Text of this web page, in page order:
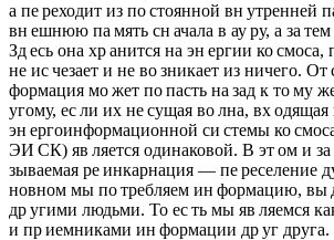
а пе реходит из по стоянной вн утренней
вн ешнюю па мять сн ачала в ау ру, а за
Зд есь она хр анится на эн ергии ко смоса,
не ис чезает и не во зникает из ничего. От
формация мо жет по пасть на зад к то му
угому, ес ли их не сущая во лна, вх
эн ергоинформационной си стемы ко
ЭИ СК) яв ляется одинаковой. В эт ом и за
зываемая ре инкарнация — пе реселение
новном мы по требляем ин формацию, вы
др угими людьми. То ес ть мы яв ляемся
и пр иемниками ин формации др уг друга.